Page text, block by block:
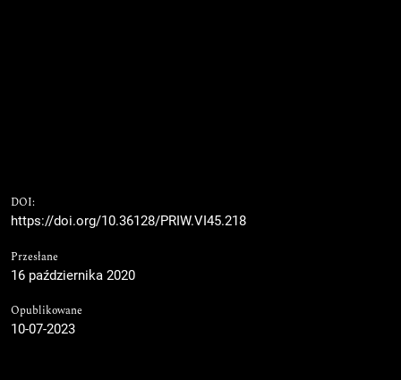
DOI:
https://doi.org/10.36128/PRIW.VI45.218
Przesłane
16 października 2020
Opublikowane
10-07-2023